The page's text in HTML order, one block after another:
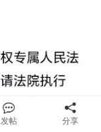
发帖 分享